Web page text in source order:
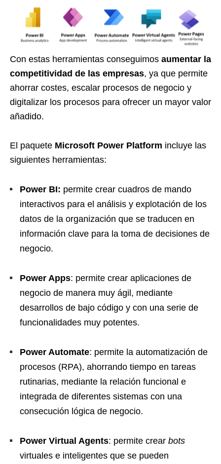
Con estas herramientas conseguimos aumentar la
competitividad de las empresas, ya que permite
ahorrar costes, escalar procesos de negocio y
digitalizar los procesos para ofrecer un mayor valor
añadido.
El paquete Microsoft Power Platform incluye las
siguientes herramientas:
Power BI: permite crear cuadros de mando
interactivos para el análisis y explotación de los
datos de la organización que se traducen en
información clave para la toma de decisiones de
negocio.
Power Apps: permite crear aplicaciones de
negocio de manera muy ágil, mediante
desarrollos de bajo código y con una serie de
funcionalidades muy potentes.
Power Automate: permite la automatización de
procesos (RPA), ahorrando tiempo en tareas
rutinarias, mediante la relación funcional e
integrada de diferentes sistemas con una
consecución lógica de negocio.
Power Virtual Agents: permite crear bots
virtuales e inteligentes que se pueden